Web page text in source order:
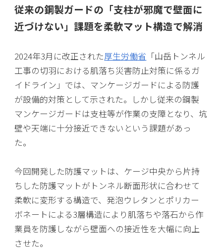
従来の鋼製ガードの「支柱が邪魔で壁面に
近づけない」課題を柔軟マット構造で解消
2024年3月に改正された厚生労働省 「山岳トンネル
工事の切羽における肌落ち災害防止対策に係るガ
イドライン」では、マンケージガードによる防護
が設備的対策として示された。しかし従来の鋼製
マンケージガードは支柱等が作業の支障となり、坑
壁や天端に十分接近できないという課題があっ
た。
今回開発した防護マットは、ケージ中央から片持
ちした防護マットがトンネル断面形状に合わせて
柔軟に変形する構造で、発泡ウレタンとポリカー
ボネートによる3層構造により肌落ちや落石から作
業員を防護しながら壁面への接近性を大幅に向上
させた。